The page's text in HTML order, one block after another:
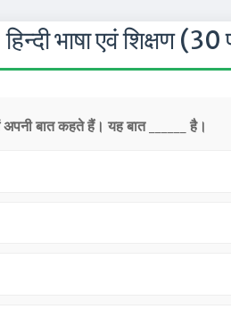
हिन्दी भाषा एवं शिक्षण
अपनी बात कहते हैं। यह बात ______ है।